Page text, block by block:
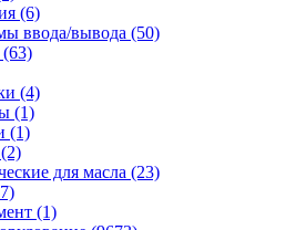
(6)
ввода/вывода (50)
(4)
(1)
(1)
для масла (23)
(1)